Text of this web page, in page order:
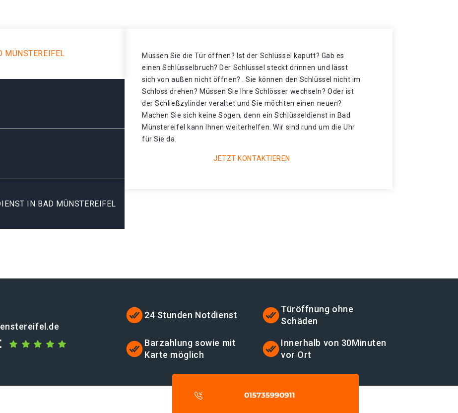
MÜNSTEREIFEL
IN BAD MÜNSTEREIFEL
Müssen Sie die Tür öffnen? Ist der Schlüssel kaputt? Gab es
einen Schlüsselbruch? Der Schlüssel steckt drinnen und lässt
sich von außen nicht öffnen? . Sie können den Schlüssel nicht im
Schloss drehen? Müssen Sie Ihre Schlösser wechseln? Oder ist
der Schließzylinder veraltet und Sie möchten einen neuen?
Machen Sie sich keine Sogen, denn ein Schlüsseldienst in Bad
Münstereifel kann Ihnen weiterhelfen. Wir sind rund um die Uhr
für Sie da.
JETZT KONTAKTIEREN
24 Stunden Notdienst
Türöffnung ohne
Schäden
Barzahlung sowie mit
Karte möglich
Innerhalb von 30Minuten
vor Ort